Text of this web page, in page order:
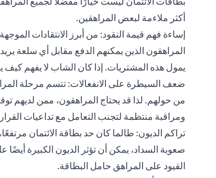
أكثر ملاءمة لبعض المراهقين.
إساءة فهم قيمة النقود: من أبرز الانتقادات
المراهقون الذين يمكنهم الدفع مقابل أي سلعة
يمول هذه المشتريات. إذا كان الشاب لا يفهم كيف
ضعف السيطرة على الانفعالات: تتسم مرحلة
من حولهم. لذا قد يحتاج المراهقون، ممن لديهم
ومراقبة منتظمة لتجنب التعامل مع تداعيات
تراكم الديون: طالما كان حد بطاقة الائتمان
صعوبة السداد، يمكن أن تؤثر الديون الكبيرة
القيود على المراهق حامل البطاقة.